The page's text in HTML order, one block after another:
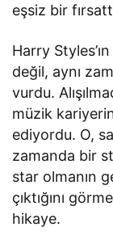
eşsiz bir
Harry
değil, aynı
vurdu.
müzik
ediyordu. O,
zamanda bir
star olmanın
çıktığını
hikaye.